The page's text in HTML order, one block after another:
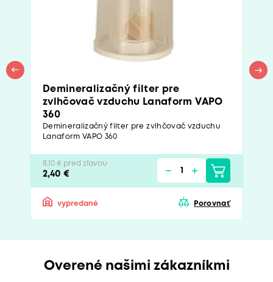
Demineralizačný filter pre
zvlhčovač vzduchu Lanaform VAPO
360
Demineralizačný filter pre zvlhčovač vzduchu
Lanaform VAPO 360
8,10 € pred zľavou
2,40 €
vypredané Porovnať
Overené našimi zákazníkmi